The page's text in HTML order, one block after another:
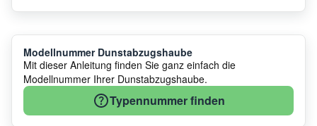
Modellnummer Dunstabzugshaube
Mit dieser Anleitung finden Sie ganz einfach die
Modellnummer Ihrer Dunstabzugshaube.
Typennummer finden